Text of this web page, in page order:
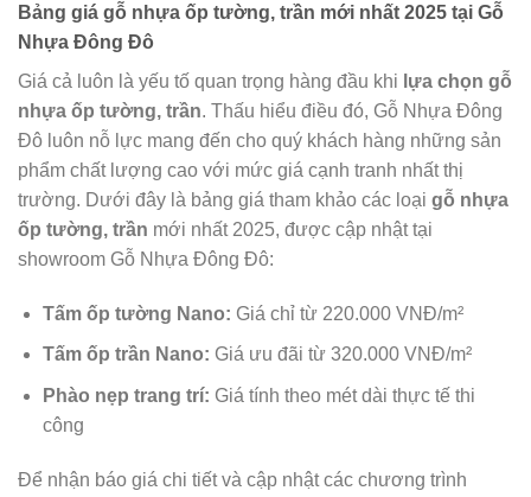
Bảng giá gỗ nhựa ốp tường, trần mới nhất 2025 tại Gỗ
Nhựa Đông Đô
Giá cả luôn là yếu tố quan trọng hàng đầu khi lựa chọn gỗ
nhựa ốp tường, trần. Thấu hiểu điều đó, Gỗ Nhựa Đông
Đô luôn nỗ lực mang đến cho quý khách hàng những sản
phẩm chất lượng cao với mức giá cạnh tranh nhất thị
trường. Dưới đây là bảng giá tham khảo các loại gỗ nhựa
ốp tường, trần mới nhất 2025, được cập nhật tại
showroom Gỗ Nhựa Đông Đô:
Tấm ốp tường Nano: Giá chỉ từ 220.000 VNĐ/m²
Tấm ốp trần Nano: Giá ưu đãi từ 320.000 VNĐ/m²
Phào nẹp trang trí: Giá tính theo mét dài thực tế thi
công
Để nhận báo giá chi tiết và cập nhật các chương trình